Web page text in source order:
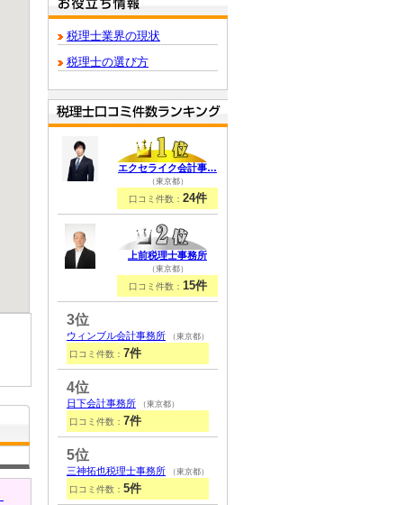
税理士業界の現状
税理士の選び方
エクセライク会計事…
（東京都）
口コミ件数： 24件
上前税理士事務所
（東京都）
口コミ件数： 15件
3位
ウィンブル会計事務所 （東京都）
口コミ件数： 7件
4位
日下会計事務所 （東京都）
口コミ件数： 7件
5位
三神拓也税理士事務所 （東京都）
口コミ件数： 5件